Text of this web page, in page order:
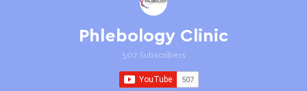
Phlebology Clinic
507 Subscribers